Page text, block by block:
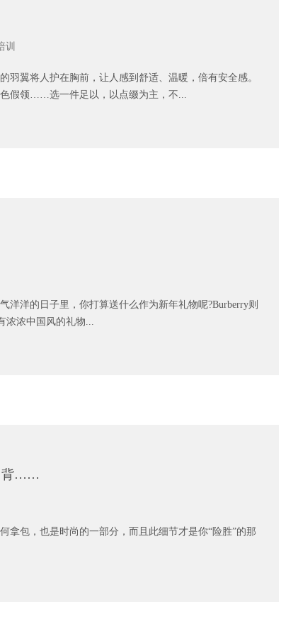
训
羽翼将人护在胸前，让人感到舒适、温暖，倍有安全感。
假领……选一件足以，以点缀为主，不...
洋的日子里，你打算送什么作为新年礼物呢?Burberry则
浓浓中国风的礼物...
背……
拿包，也是时尚的一部分，而且此细节才是你“险胜”的那